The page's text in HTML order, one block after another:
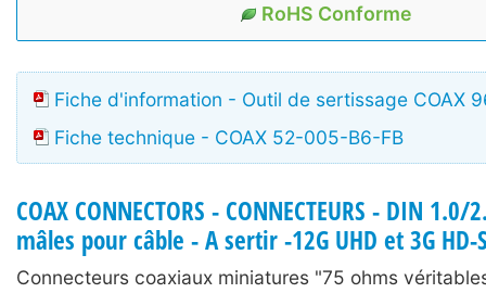
RoHS Conforme
Fiche d'information - Outil de sertissage COAX
Fiche technique - COAX 52-005-B6-FB
COAX CONNECTORS - CONNECTEURS - DIN
mâles pour câble - A sertir -12G UHD et 3G HD-
Connecteurs coaxiaux miniatures "75 ohms